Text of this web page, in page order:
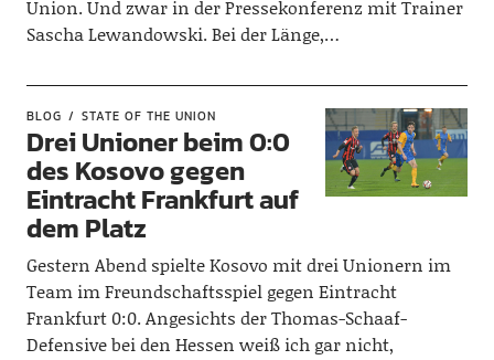
Union. Und zwar in der Pressekonferenz mit Trainer
Sascha Lewandowski. Bei der Länge,…
BLOG STATE OF THE UNION
Drei Unioner beim 0:0
des Kosovo gegen
Eintracht Frankfurt auf
dem Platz
Gestern Abend spielte Kosovo mit drei Unionern im
Team im Freundschaftsspiel gegen Eintracht
Frankfurt 0:0. Angesichts der Thomas-Schaaf-
Defensive bei den Hessen weiß ich gar nicht,